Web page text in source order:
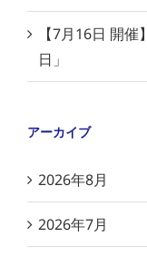
【7月16日 開
日」
アーカイブ
2026年8月
2026年7月